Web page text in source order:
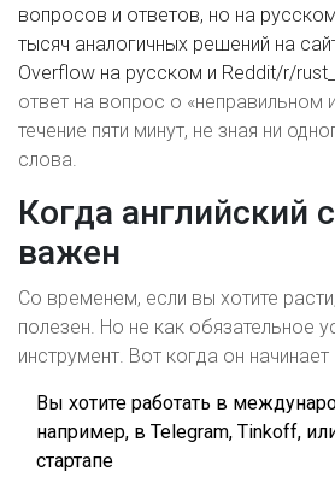
вопросов и ответов, но на
тысяч аналогичных решений на
Overflow на русском и Reddit/r/
ответ на вопрос о «неправильном
течение пяти минут, не зная ни
слова.
Когда английский
важен
Со временем, если вы хотите
полезен. Но не как обязательное
инструмент. Вот когда он
Вы хотите работать в
например, в Telegram, Tinkoff,
стартапе